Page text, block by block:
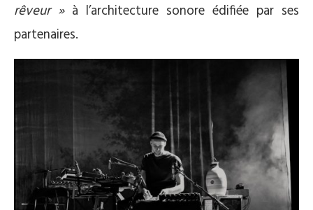
rêveur »à l’architecture sonore édifiée par ses
partenaires.